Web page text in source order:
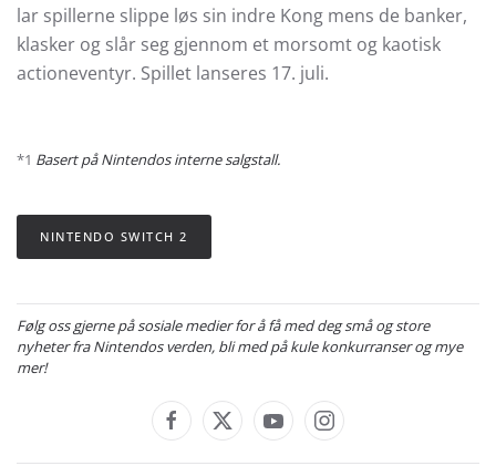
lar spillerne slippe løs sin indre Kong mens de banker,
klasker og slår seg gjennom et morsomt og kaotisk
actioneventyr. Spillet lanseres 17. juli.
*1 Basert på Nintendos interne salgstall.
NINTENDO SWITCH 2
Følg oss gjerne på sosiale medier for å få med deg små og store
nyheter fra Nintendos verden, bli med på kule konkurranser og mye
mer!